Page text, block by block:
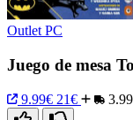
Outlet PC
Juego de mesa
9.99€ 21€